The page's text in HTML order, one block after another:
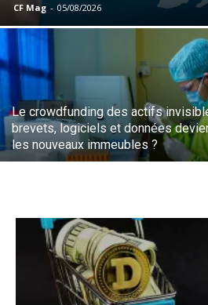
CF Mag - 05/08/2026
Le crowdfunding des actifs
brevets, logiciels et données
les nouveaux immeubles ?